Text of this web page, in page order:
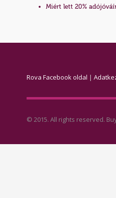
Miért lett 20%
Rova Facebook oldal |
© 2015. All rights reserved.